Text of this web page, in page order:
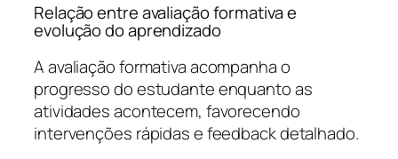
Relação entre avaliação formativa e
evolução do aprendizado
A avaliação formativa acompanha o
progresso do estudante enquanto as
atividades acontecem, favorecendo
intervenções rápidas e feedback detalhado.